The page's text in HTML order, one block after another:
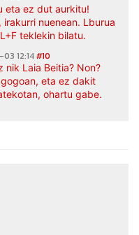
eta ez dut aurkitu!
irakurri nuenean. Lburua
teklekin bilatu.
12:14#10
nik Laia Beitia? Non?
eta ez dakit
ohartu gabe.